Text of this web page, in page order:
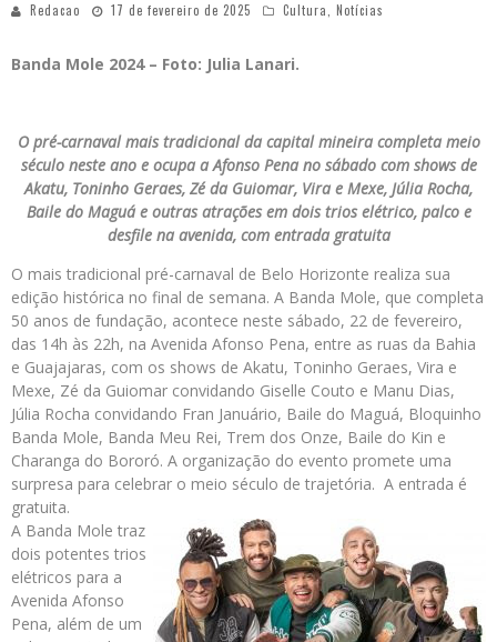
Redacao 17 de fevereiro de 2025 Cultura, Notícias
Banda Mole 2024 – Foto: Julia Lanari.
O pré-carnaval mais tradicional da capital mineira completa meio
século neste ano e ocupa a Afonso Pena no sábado com shows de
Akatu, Toninho Geraes, Zé da Guiomar, Vira e Mexe, Júlia Rocha,
Baile do Maguá e outras atrações em dois trios elétrico, palco e
desfile na avenida, com entrada gratuita
O mais tradicional pré-carnaval de Belo Horizonte realiza sua
edição histórica no final de semana. A Banda Mole, que completa
50 anos de fundação, acontece neste sábado, 22 de fevereiro,
das 14h às 22h, na Avenida Afonso Pena, entre as ruas da Bahia
e Guajajaras, com os shows de Akatu, Toninho Geraes, Vira e
Mexe, Zé da Guiomar convidando Giselle Couto e Manu Dias,
Júlia Rocha convidando Fran Januário, Baile do Maguá, Bloquinho
Banda Mole, Banda Meu Rei, Trem dos Onze, Baile do Kin e
Charanga do Bororó. A organização do evento promete uma
surpresa para celebrar o meio século de trajetória. A entrada é
gratuita.
A Banda Mole traz
dois potentes trios
elétricos para a
Avenida Afonso
Pena, além de um